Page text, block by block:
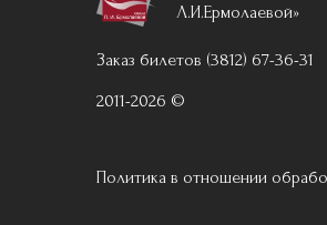
Л.И.Ермолаевой»
Заказ билетов (3812) 67-36-31
2011-2026 ©
Политика в отношении